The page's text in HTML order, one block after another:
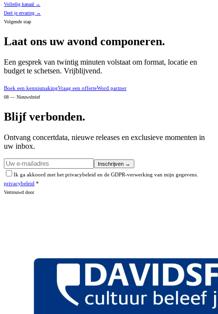
Volledig kanaal →
Deel je ervaring →
Volgende stap
Laat ons uw avond componeren.
Een gesprek van twintig minuten volstaat om format, locatie en
budget te schetsen. Vrijblijvend.
Boek een kennismakingVraag een offerteWord partner
08 — Nieuwsbrief
Blijf verbonden.
Ontvang concertdata, nieuwe releases en exclusieve momenten in
uw inbox.
Inschrijven →
Ik ga akkoord met het privacybeleid en de GDPR-verwerking van mijn gegevens.
privacybeleid *
Vertrouwd door